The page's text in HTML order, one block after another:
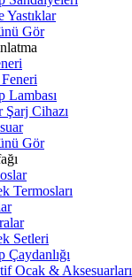
Yastıklar
Gör
Lambası
Şarj Cihazı
Gör
Termosları
Setleri
Çaydanlığı
Ocak & Aksesuarları